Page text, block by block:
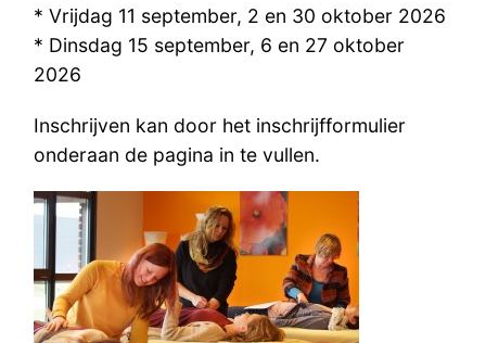
* Vrijdag 11 september, 2 en 30 oktober 2026
* Dinsdag 15 september, 6 en 27 oktober
2026
Inschrijven kan door het inschrijfformulier
onderaan de pagina in te vullen.